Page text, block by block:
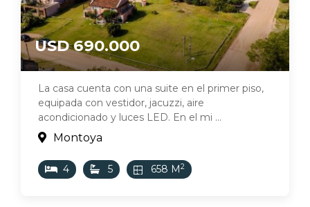
USD 690.000
La casa cuenta con una suite en el primer piso,
equipada con vestidor, jacuzzi, aire
acondicionado y luces LED. En el mi ...
Montoya
4 5 658 M2